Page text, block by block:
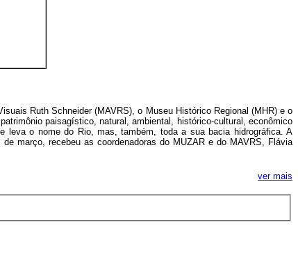
Ruth Schneider (MAVRS), o Museu Histórico Regional (MHR) e o
paisagístico, natural, ambiental, histórico-cultural, econômico
leva o nome do Rio, mas, também, toda a sua bacia hidrográfica. A
março, recebeu as coordenadoras do MUZAR e do MAVRS, Flávia
ver mais